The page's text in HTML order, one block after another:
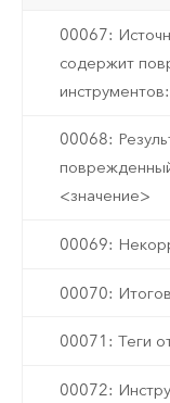
00067:
содержит
00068:
<значение>
00069:
00070:
00071: Теги
00072: